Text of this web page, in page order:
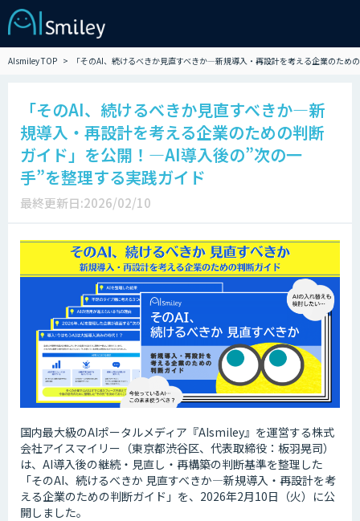
AIsmiley TOP 「そのAI、続けるべきか見直すべきか―新規導入・再設計を考える企業のた
「そのAI、続けるべきか見直すべきか―新
規導入・再設計を考える企業のための判断
ガイド」を公開！―AI導入後の”次の一
手”を整理する実践ガイド
最終更新日:2026/02/10
国内最大級のAIポータルメディア『AIsmiley』を運営する株式
会社アイスマイリー（東京都渋谷区、代表取締役：板羽晃司）
は、AI導入後の継続・見直し・再構築の判断基準を整理した
「そのAI、続けるべきか 見直すべきか―新規導入・再設計を考
える企業のための判断ガイド」を、2026年2月10日（火）に公
開しました。​